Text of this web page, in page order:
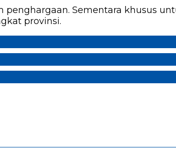
Sementara khusus
provinsi.